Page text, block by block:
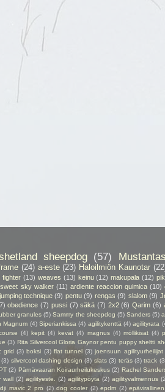
sheepdog (57)
(24) a-este (23) Haloilmiön Kaunotar
fighter (13) weaves (13) keinu (12) makupala (12)
sky walker (11) ardiente reaccion quimica (10)
jumping technique (9) pentu (9) rengas (9) slalom (9)
obedience (7) pussi (7) säkä (7) 2x2 (6) Qarim (6)
granules (5) Sammy the sheepdog (5) Sanders (5)
Magnum (4) Siperiankissa (4) agilitykenttä (4) agilityrata
(4) kepit (4) kevät (4) magnus (4) möllikisat (4)
(3) Rita Silvercool Gloria Gaynor pentu puppy sheltti
grid (3) boksi (3) flat tunnel (3) joensuun agilityurheilijat
(3) silvercool dashing design (3) slats (3) teräs (3) track
PT (2) Pärnävaaran Koiraurheilukeskus (2) Rachel
wall (2) agilityeste. (2) agilitypöytä (2) agilityvalmennus
dji mavic 2 pro (2) dog cooler (2) epdm (2) epävirallinen